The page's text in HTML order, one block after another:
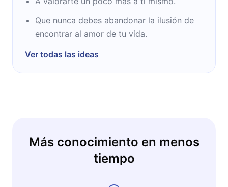
Que nunca debes abandonar la ilusión de
encontrar al amor de tu vida.
Ver todas las ideas
Más conocimiento en menos
tiempo